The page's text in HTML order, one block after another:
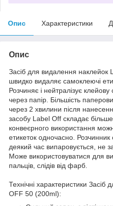
Опис Характеристики
Опис
Засіб для видалення наклейок
швидко видаляє самоклеючі
Розчиняє і нейтралізує
через папір. Більшість
через 2 хвилини після
засобу Label Off складає
конвеєрного використання
етикеток одночасно.
деякий час випаровується, не
Може використовуватися для
пальців, слідів від фарб.
Технічні характеристики
OFF 50 (200ml):